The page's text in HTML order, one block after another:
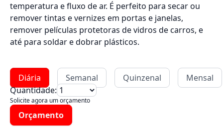
temperatura e fluxo de ar. É perfeito para secar ou
remover tintas e vernizes em portas e janelas,
remover películas protetoras de vidros de carros, e
até para soldar e dobrar plásticos.
Diária Semanal Quinzenal
Mensal
Quantidade:
Solicite agora um orçamento
Orçamento